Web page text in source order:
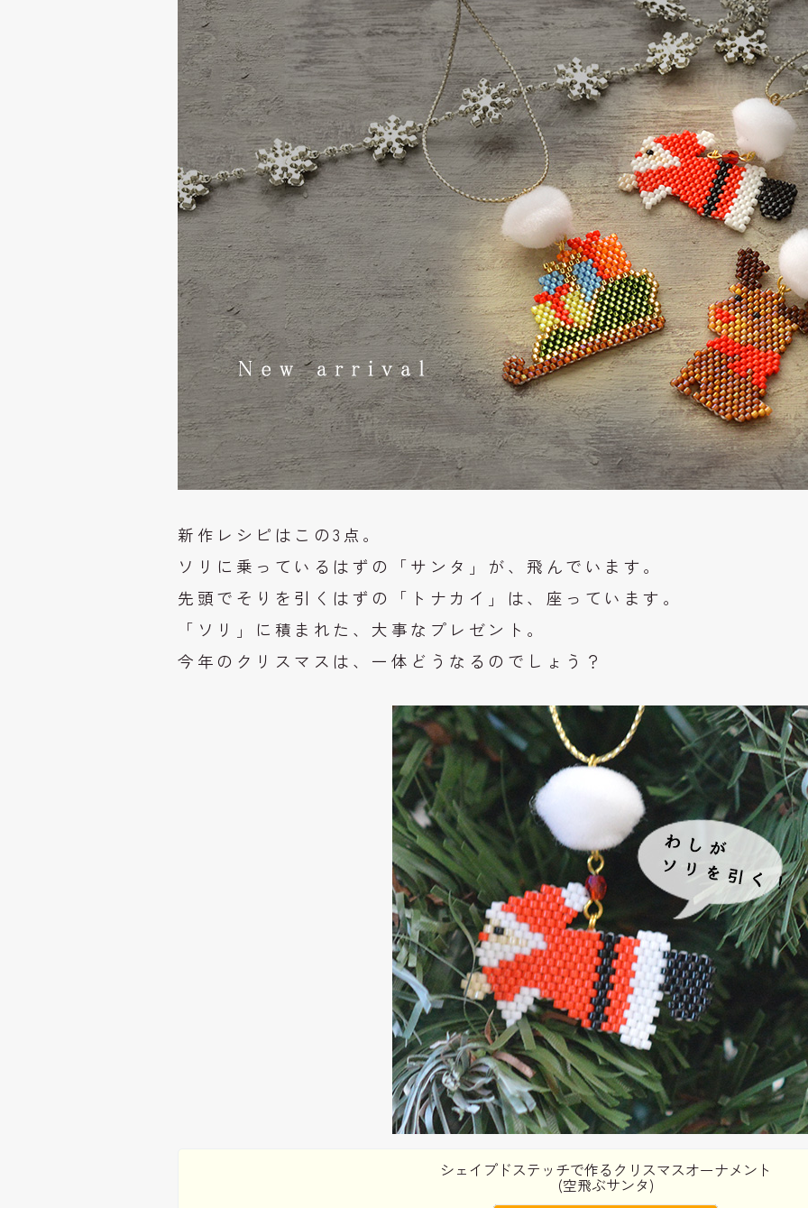
新作レシピはこの3点。
ソリに乗っているはずの「サンタ」が、飛んでいます。
先頭でそりを引くはずの「トナカイ」は、座っています。
「ソリ」に積まれた、大事なプレゼント。
今年のクリスマスは、一体どうなるのでしょう？
シェイプドステッチで作るクリスマスオーナメント
(空飛ぶサンタ)